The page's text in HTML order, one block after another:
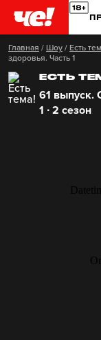
Главная / Шоу / Есть
здоровья. Часть 1
ЕСТЬ
61 выпуск.
1 ∙ 2 сезон